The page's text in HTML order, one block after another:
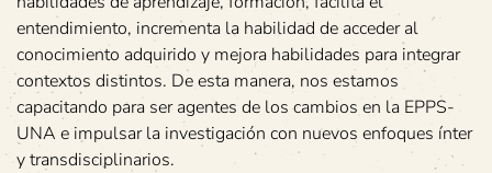
entendimiento, incrementa la habilidad de acceder al
conocimiento adquirido y mejora habilidades para integrar
contextos distintos. De esta manera, nos estamos
capacitando para ser agentes de los cambios en la EPPS-
UNA e impulsar la investigación con nuevos enfoques ínter
y transdisciplinarios.